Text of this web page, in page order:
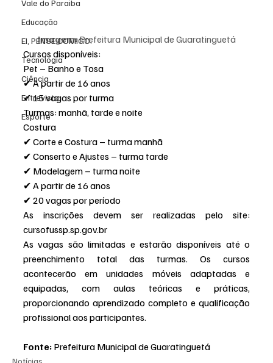
Vale do Paraiba
Educação
EI, PENSE COMIGO.
Tecnologia
Ciência
Entrevista
Esporte
Imagem: Prefeitura Municipal de Guaratinguetá
Cursos disponíveis:
Pet – Banho e Tosa
✔ A partir de 16 anos
✔ 15 vagas por turma
Turmas: manhã, tarde e noite
Costura
✔ Corte e Costura – turma manhã
✔ Conserto e Ajustes – turma tarde
✔ Modelagem – turma noite
✔ A partir de 16 anos
✔ 20 vagas por período
As inscrições devem ser realizadas pelo site:
cursofussp.sp.gov.br
As vagas são limitadas e estarão disponíveis até o
preenchimento total das turmas. Os cursos
acontecerão em unidades móveis adaptadas e
equipadas, com aulas teóricas e práticas,
proporcionando aprendizado completo e qualificação
profissional aos participantes.
Fonte: Prefeitura Municipal de Guaratinguetá
Notícias